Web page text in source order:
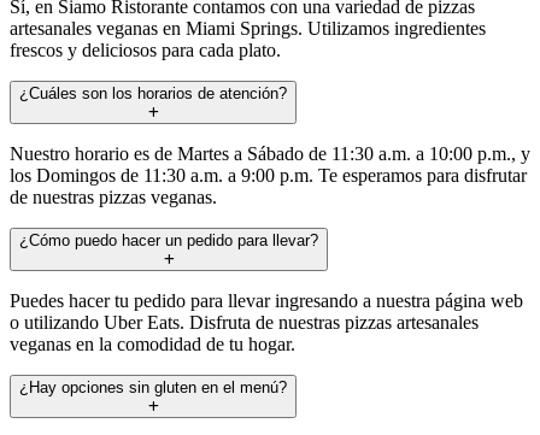
Sí, en Siamo Ristorante contamos con una variedad de pizzas
artesanales veganas en Miami Springs. Utilizamos ingredientes
frescos y deliciosos para cada plato.
¿Cuáles son los horarios de atención?
Nuestro horario es de Martes a Sábado de 11:30 a.m. a 10:00 p.m., y
los Domingos de 11:30 a.m. a 9:00 p.m. Te esperamos para disfrutar
de nuestras pizzas veganas.
¿Cómo puedo hacer un pedido para llevar?
Puedes hacer tu pedido para llevar ingresando a nuestra página web
o utilizando Uber Eats. Disfruta de nuestras pizzas artesanales
veganas en la comodidad de tu hogar.
¿Hay opciones sin gluten en el menú?